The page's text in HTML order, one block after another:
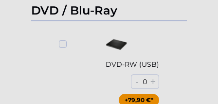
DVD / Blu-Ray
DVD-RW (USB)
- 0 +
+79,90 €*